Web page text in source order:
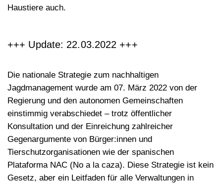
Haustiere auch.
+++ Update: 22.03.2022 +++
Die nationale Strategie zum nachhaltigen
Jagdmanagement wurde am 07. März 2022 von der
Regierung und den autonomen Gemeinschaften
einstimmig verabschiedet – trotz öffentlicher
Konsultation und der Einreichung zahlreicher
Gegenargumente von Bürger:innen und
Tierschutzorganisationen wie der spanischen
Plataforma NAC (No a la caza). Diese Strategie ist kein
Gesetz, aber ein Leitfaden für alle Verwaltungen in